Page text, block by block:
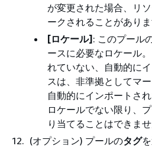
が変更された場合、リ
ークされることがありま
[ロケール] : このプール
ースに必要なロケール
れていない、自動的に
スは、非準拠としてマ
自動的にインポートさ
ロケールでない限り、
り当てることはできませ
(オプション) プールのタグ